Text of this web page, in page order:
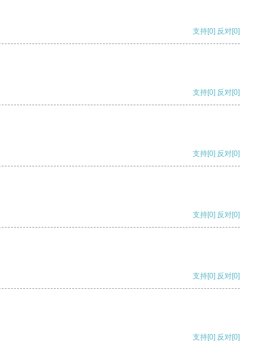
支持[0] 反对[0]
支持[0] 反对[0]
支持[0] 反对[0]
支持[0] 反对[0]
支持[0] 反对[0]
支持[0] 反对[0]